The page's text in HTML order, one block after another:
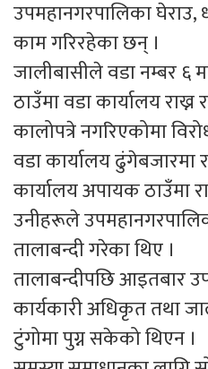
उपमहानगरपालिका घेराउ,
काम गरिरहेका छन् ।
जालीबासीले वडा नम्बर ६
ठाउँमा वडा कार्यालय
कालोपत्रे नगरिएकोमा
वडा कार्यालय ढुंगेबजारमा
कार्यालय अपायक ठाउँमा
उनीहरूले
तालाबन्दी गरेका थिए ।
तालाबन्दीपछि आइतबार
कार्यकारी अधिकृत तथा
टुंगोमा पुग्न सकेको थिएन ।